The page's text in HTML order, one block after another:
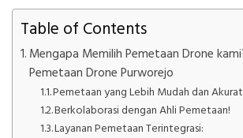
Table of Contents
Mengapa Memilih Pemetaan Drone
Pemetaan Drone Purworejo
Pemetaan yang Lebih Mudah dan
Berkolaborasi dengan Ahli Pemetaan!
Layanan Pemetaan Terintegrasi: